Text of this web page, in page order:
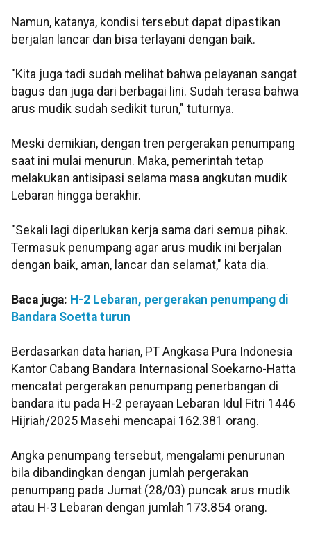
Namun, katanya, kondisi tersebut dapat dipastikan
berjalan lancar dan bisa terlayani dengan baik.
"Kita juga tadi sudah melihat bahwa pelayanan sangat
bagus dan juga dari berbagai lini. Sudah terasa bahwa
arus mudik sudah sedikit turun," tuturnya.
Meski demikian, dengan tren pergerakan penumpang
saat ini mulai menurun. Maka, pemerintah tetap
melakukan antisipasi selama masa angkutan mudik
Lebaran hingga berakhir.
"Sekali lagi diperlukan kerja sama dari semua pihak.
Termasuk penumpang agar arus mudik ini berjalan
dengan baik, aman, lancar dan selamat," kata dia.
Baca juga: H-2 Lebaran, pergerakan penumpang di
Bandara Soetta turun
Berdasarkan data harian, PT Angkasa Pura Indonesia
Kantor Cabang Bandara Internasional Soekarno-Hatta
mencatat pergerakan penumpang penerbangan di
bandara itu pada H-2 perayaan Lebaran Idul Fitri 1446
Hijriah/2025 Masehi mencapai 162.381 orang.
Angka penumpang tersebut, mengalami penurunan
bila dibandingkan dengan jumlah pergerakan
penumpang pada Jumat (28/03) puncak arus mudik
atau H-3 Lebaran dengan jumlah 173.854 orang.